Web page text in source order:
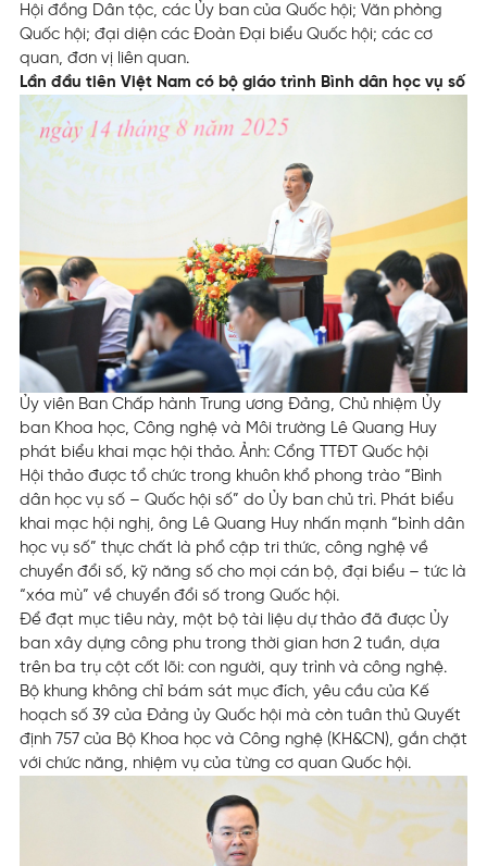
Hội đồng Dân tộc, các Ủy ban của Quốc hội; Văn phòng
Quốc hội; đại diện các Đoàn Đại biểu Quốc hội; các cơ
quan, đơn vị liên quan.
Lần đầu tiên Việt Nam có bộ giáo trình Bình dân học vụ số
Ủy viên Ban Chấp hành Trung ương Đảng, Chủ nhiệm Ủy
ban Khoa học, Công nghệ và Môi trường Lê Quang Huy
phát biểu khai mạc hội thảo. Ảnh: Cổng TTĐT Quốc hội
Hội thảo được tổ chức trong khuôn khổ phong trào “Bình
dân học vụ số – Quốc hội số” do Ủy ban chủ trì. Phát biểu
khai mạc hội nghị, ông Lê Quang Huy nhấn mạnh “bình dân
học vụ số” thực chất là phổ cập tri thức, công nghệ về
chuyển đổi số, kỹ năng số cho mọi cán bộ, đại biểu – tức là
“xóa mù” về chuyển đổi số trong Quốc hội.
Để đạt mục tiêu này, một bộ tài liệu dự thảo đã được Ủy
ban xây dựng công phu trong thời gian hơn 2 tuần, dựa
trên ba trụ cột cốt lõi: con người, quy trình và công nghệ.
Bộ khung không chỉ bám sát mục đích, yêu cầu của Kế
hoạch số 39 của Đảng ủy Quốc hội mà còn tuân thủ Quyết
định 757 của Bộ Khoa học và Công nghệ (KH&CN), gắn chặt
với chức năng, nhiệm vụ của từng cơ quan Quốc hội.